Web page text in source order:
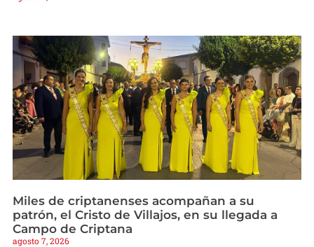
Miles de criptanenses acompañan a su
patrón, el Cristo de Villajos, en su llegada a
Campo de Criptana
agosto 7, 2026